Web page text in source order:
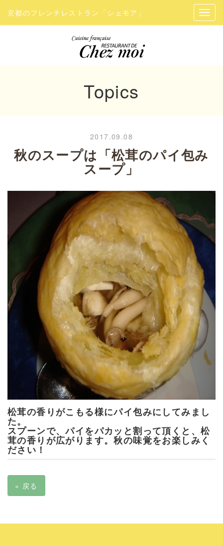
京都のフレンチレストラン「シェモア」
Topics
2017.09.08
秋のスープは「松茸のパイ包み
スープ」
松茸の香りがこもる様にパイ包みにしてみまし
た。
スプーンで、パイをパカッと割って頂くと、松
茸の香りが広がります。秋の味覚をお楽しみく
ださい！
« 戻る